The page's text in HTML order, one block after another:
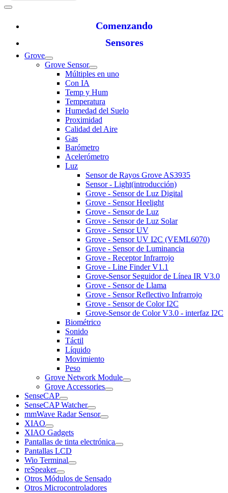
Comenzando
Sensores
Grove
Grove Sensor
Múltiples en uno
Con IA
Temp y Hum
Temperatura
Humedad del Suelo
Proximidad
Calidad del Aire
Gas
Barómetro
Acelerómetro
Luz
Sensor de Rayos Grove AS3935
Sensor - Light(introducción)
Grove - Sensor de Luz Digital
Grove - Sensor Heelight
Grove - Sensor de Luz
Grove - Sensor de Luz Solar
Grove - Sensor UV
Grove - Sensor UV I2C (VEML6070)
Grove - Sensor de Luminancia
Grove - Receptor Infrarrojo
Grove - Line Finder V1.1
Grove-Sensor Seguidor de Línea IR V3.0
Grove - Sensor de Llama
Grove - Sensor Reflectivo Infrarrojo
Grove - Sensor de Color I2C
Grove-Sensor de Color V3.0 - interfaz I2C
Biométrico
Sonido
Táctil
Líquido
Movimiento
Peso
Grove Network Module
Grove Accessories
SenseCAP
SenseCAP Watcher
mmWave Radar Sensor
XIAO
XIAO Gadgets
Pantallas de tinta electrónica
Pantallas LCD
Wio Terminal
reSpeaker
Otros Módulos de Sensado
Otros Microcontroladores